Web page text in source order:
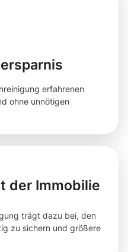
erfahrenen
ohne unnötigen
der Immobilie
trägt dazu bei, den
zu sichern und größere